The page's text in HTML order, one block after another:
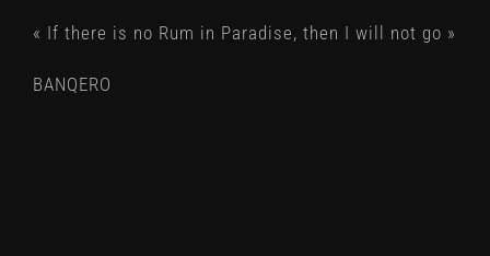
« If there is no Rum in Paradise, then I will not go »
BANQERO